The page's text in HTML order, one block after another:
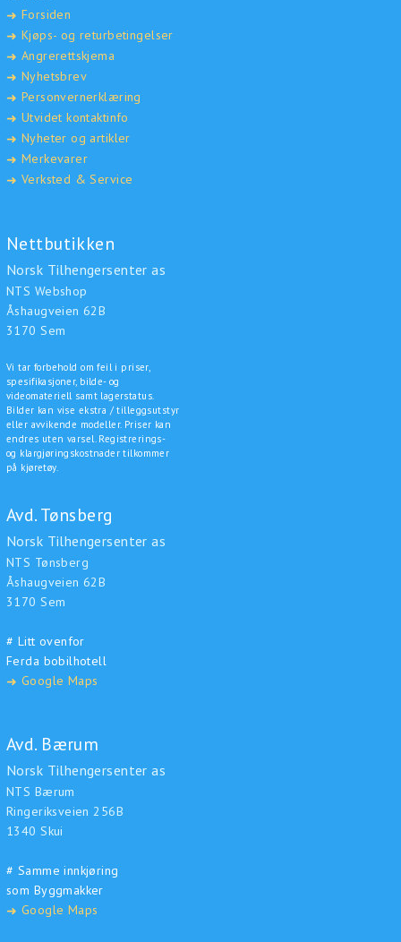
➜ Forsiden
➜ Kjøps- og returbetingelser
➜ Angrerettskjema
➜ Nyhetsbrev
➜ Personvernerklæring
➜ Utvidet kontaktinfo
➜ Nyheter og artikler
➜ Merkevarer
➜ Verksted & Service
Nettbutikken
Norsk Tilhengersenter as
NTS Webshop
Åshaugveien 62B
3170 Sem
Vi tar forbehold om feil i priser,
spesifikasjoner, bilde- og
videomateriell samt lagerstatus.
Bilder kan vise ekstra / tilleggsutstyr
eller avvikende modeller. Priser kan
endres uten varsel. Registrerings-
og klargjøringskostnader tilkommer
på kjøretøy.
Avd. Tønsberg
Norsk Tilhengersenter as
NTS Tønsberg
Åshaugveien 62B
3170 Sem
# Litt ovenfor
Ferda bobilhotell
➜ Google Maps
Avd. Bærum
Norsk Tilhengersenter as
NTS Bærum
Ringeriksveien 256B
1340 Skui
# Samme innkjøring
som Byggmakker
➜ Google Maps